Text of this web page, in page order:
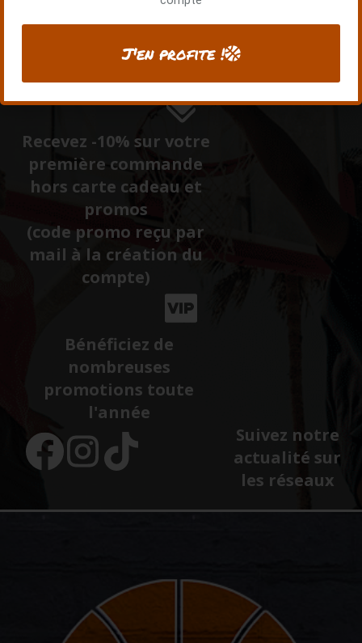
Rejoignez la communauté QUAI 128 pour avoir accès
Recevez -10% sur votre
première commande
hors carte cadeau et
promos
(code promo reçu par
mail à la création du
compte)
Bénéficiez de
nombreuses
promotions toute
l'année
Suivez notre
actualité sur
les réseaux
J'en profite !